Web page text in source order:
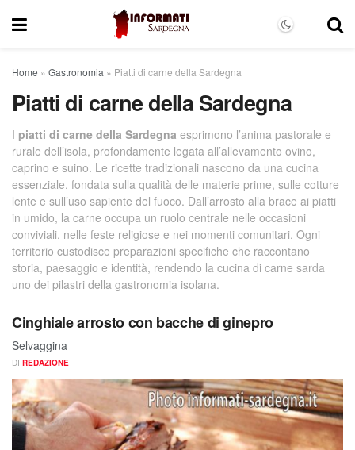
Home » Gastronomia » Piatti di carne della Sardegna
Piatti di carne della Sardegna
I piatti di carne della Sardegna esprimono l’anima pastorale e
rurale dell’isola, profondamente legata all’allevamento ovino,
caprino e suino. Le ricette tradizionali nascono da una cucina
essenziale, fondata sulla qualità delle materie prime, sulle cotture
lente e sull’uso sapiente del fuoco. Dall’arrosto alla brace ai piatti
in umido, la carne occupa un ruolo centrale nelle occasioni
conviviali, nelle feste religiose e nei momenti comunitari. Ogni
territorio custodisce preparazioni specifiche che raccontano
storia, paesaggio e identità, rendendo la cucina di carne sarda
uno dei pilastri della gastronomia isolana.
Cinghiale arrosto con bacche di ginepro
Selvaggina
DI REDAZIONE